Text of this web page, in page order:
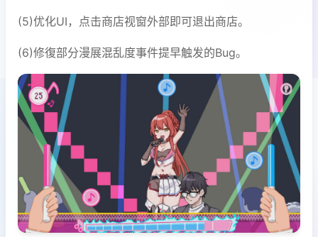
(5)优化UI，点击商店视窗外部即可退出商店。
(6)修復部分漫展混乱度事件提早触发的Bug。